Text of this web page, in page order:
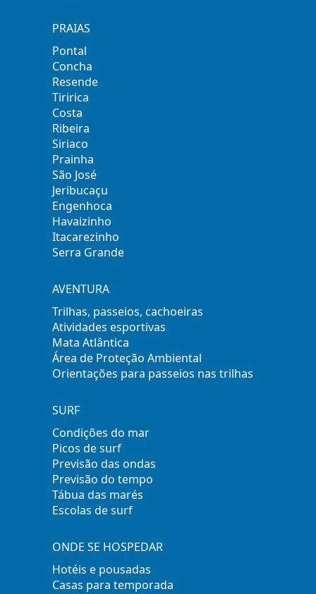
PRAIAS
Pontal
Concha
Resende
Tiririca
Costa
Ribeira
Siriaco
Prainha
São José
Jeribucaçu
Engenhoca
Havaizinho
Itacarezinho
Serra Grande
AVENTURA
Trilhas, passeios, cachoeiras
Atividades esportivas
Mata Atlântica
Área de Proteção Ambiental
Orientações para passeios nas trilhas
SURF
Condições do mar
Picos de surf
Previsão das ondas
Previsão do tempo
Tábua das marés
Escolas de surf
ONDE SE HOSPEDAR
Hotéis e pousadas
Casas para temporada